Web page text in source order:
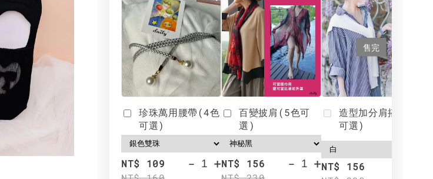
珍珠萬用腰帶(4色
可選)
NT$ 109
- +
百變披肩(5色可
選)
NT$ 156
- +
售完
造型加分肩搭(4色
可選)
NT$ 156